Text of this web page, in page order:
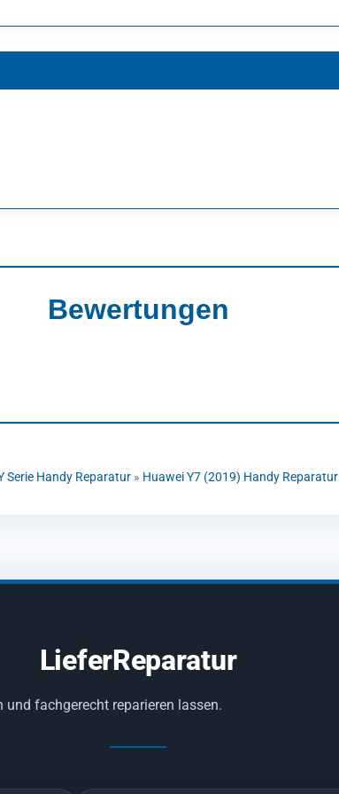
Bewertungen
Serie Handy Reparatur » Huawei Y7 (2019) Handy Reparatur
LieferReparatur
fachgerecht reparieren lassen.